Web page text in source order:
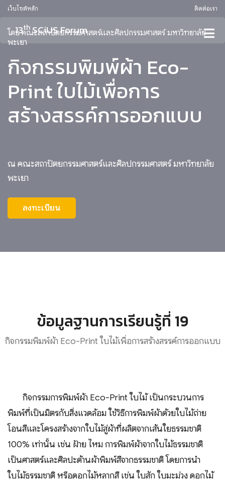
เว็บไซต์หลัก ติดต่อเรา
13thSCiUS Forum
โดย คณะสถาปัตยกรรมศาสตร์และศิลปกรรมศาสตร์ มหาวิทยาลัย
พะเยา
กิจกรรมพิมพ์ผ้า Eco-
Print ใบไม้เพื่อการ
สร้างสรรค์การออกแบบ
ณ คณะสถาปัตยกรรมศาสตร์และศิลปกรรมศาสตร์ มหาวิทยาลัย
พะเยา
ลงทะเบียน
ข้อมูลฐานการเรียนรู้ที่ 19
กิจกรรมพิมพ์ผ้า Eco-Print ใบไม้เพื่อการสร้างสรรค์การออกแบบ
กิจกรรมการพิมพ์ผ้า Eco-Print ใบไม้ เป็นกระบวนการ
พิมพ์ที่เป็นมิตรกับสิ่งแวดล้อม ใช้วิธีการพิมพ์ผ้าด้วยใบไม้ถ่าย
โอนสีและโครงสร้างจากใบไม้สู่ผ้าที่ผลิตจากเส้นใยธรรมชาติ
100% เท่านั้น เช่น ฝ้าย ไหม การพิมพ์ผ้าจากใบไม้ธรรมชาติ
เป็นศาสตร์และศิลปะด้านผ้าพิมพ์สีจากธรรมชาติ โดยการนำ
ใบไม้ธรรมชาติ หรือดอกไม้หลากสี เช่น ใบสัก ใบมะม่วง ดอกไม้